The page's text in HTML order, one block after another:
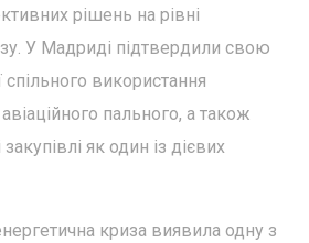
рішень на рівні
У Мадриді підтвердили свою
використання
авіаційного пального, а також
як один із дієвих
криза виявила одну з